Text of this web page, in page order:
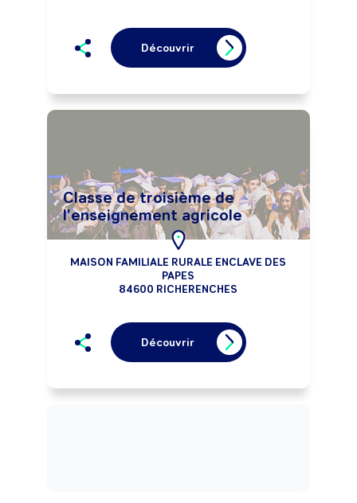
Découvrir
Classe de troisième de
l'enseignement agricole
MAISON FAMILIALE RURALE ENCLAVE DES
PAPES
84600 RICHERENCHES
Découvrir